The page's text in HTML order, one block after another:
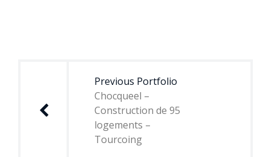
Previous Portfolio
Chocqueel –
Construction de 95
logements –
Tourcoing